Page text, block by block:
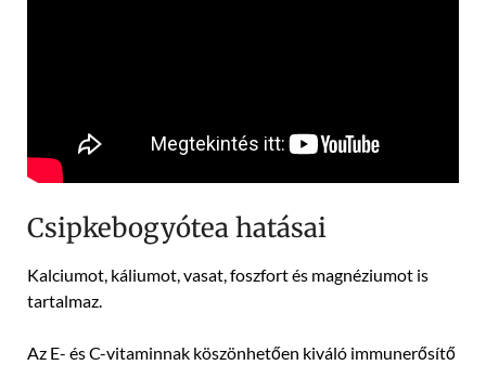
Csipkebogyótea hatásai
Kalciumot, káliumot, vasat, foszfort és magnéziumot is
tartalmaz.
Az E- és C-vitaminnak köszönhetően kiváló immunerősítő